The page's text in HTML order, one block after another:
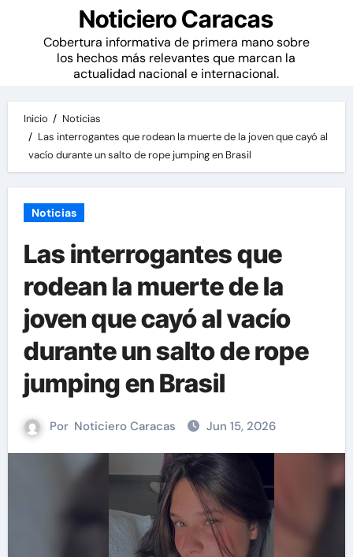
Noticiero Caracas
Cobertura informativa de primera mano sobre
los hechos más relevantes que marcan la
actualidad nacional e internacional.
Inicio
Noticias
Las interrogantes que rodean la muerte de la joven que cayó al
vacío durante un salto de rope jumping en Brasil
Noticias
Las interrogantes que
rodean la muerte de la
joven que cayó al vacío
durante un salto de rope
jumping en Brasil
Por Noticiero Caracas Jun 15, 2026